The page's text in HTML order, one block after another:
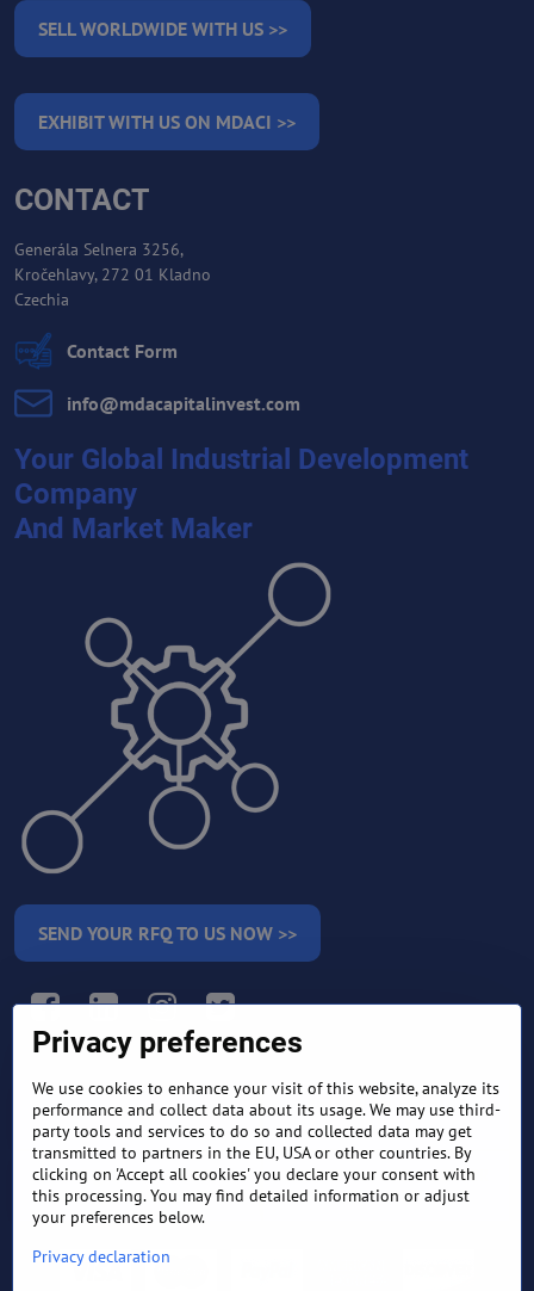
SELL WORLDWIDE WITH US >>
EXHIBIT WITH US ON MDACI >>
CONTACT
Generála Selnera 3256,
Kročehlavy, 272 01 Kladno
Czechia
Contact Form
info​@mdacapitalinvest​.com
Your Global Industrial Development
Company
And Market Maker
SEND YOUR RFQ TO US NOW >>
TERMS AND CONDITIONS
RETURN AND REFUND
POLICY
FREQUENTLY ASKED
QUESTIONS
EXPORT FINANCE & LETTER
OF CREDIT
Privacy preferences
We use cookies to enhance your visit of this website, analyze its
performance and collect data about its usage. We may use third-
party tools and services to do so and collected data may get
transmitted to partners in the EU, USA or other countries. By
clicking on 'Accept all cookies' you declare your consent with
this processing. You may find detailed information or adjust
your preferences below.
Privacy declaration